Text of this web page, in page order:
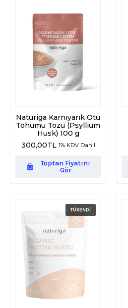
Naturiga Karnıyarık Otu
Tohumu Tozu (Psyllium
Husk) 100 g
300,00TL 1% KDV Dahil
Toptan Fiyatını
Gör